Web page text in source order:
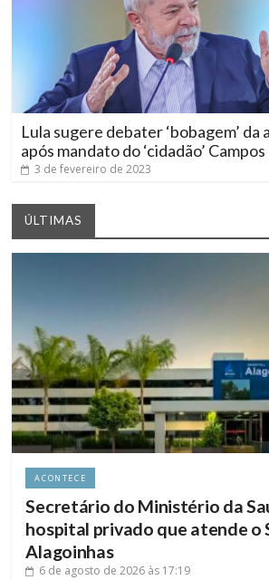
Lula sugere debater ‘bobagem’ da
após mandato do ‘cidadão’
3 de fevereiro de 2023
ÚLTIMAS
ACONTECE
Secretário do Ministério da
hospital privado que atende o
Alagoinhas
6 de agosto de 2026 às 17:19